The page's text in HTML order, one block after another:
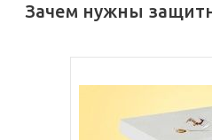
Зачем нужны